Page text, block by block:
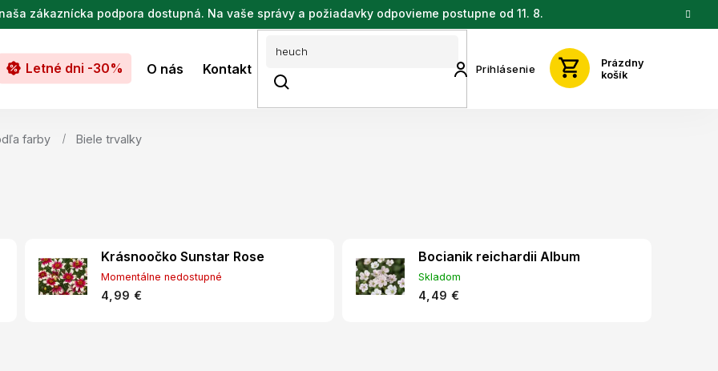
zákaznícka podpora dostupná. Na vaše správy a požiadavky odpovieme postupne od 11. 8.
Prihlásenie
Prázdny
košík
Letné dni -30% O nás Kontakt
farby Biele trvalky
Krásnoočko Sunstar Rose
Momentálne nedostupné
4,99 €
Bocianik reichardii Album
Skladom
4,49 €